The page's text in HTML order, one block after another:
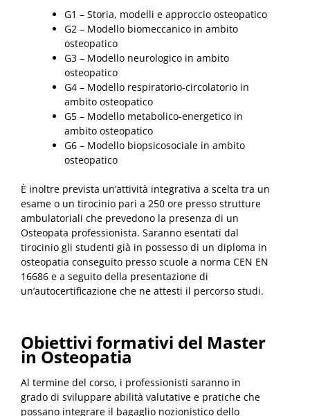
G1 – Storia, modelli e approccio osteopatico
G2 – Modello biomeccanico in ambito
osteopatico
G3 – Modello neurologico in ambito
osteopatico
G4 – Modello respiratorio-circolatorio in
ambito osteopatico
G5 – Modello metabolico-energetico in
ambito osteopatico
G6 – Modello biopsicosociale in ambito
osteopatico
È inoltre prevista un’attività integrativa a scelta tra un
esame o un tirocinio pari a 250 ore presso strutture
ambulatoriali che prevedono la presenza di un
Osteopata professionista. Saranno esentati dal
tirocinio gli studenti già in possesso di un diploma in
osteopatia conseguito presso scuole a norma CEN EN
16686 e a seguito della presentazione di
un’autocertificazione che ne attesti il percorso studi.
Obiettivi formativi del Master
in Osteopatia
Al termine del corso, i professionisti saranno in
grado di sviluppare abilità valutative e pratiche che
possano integrare il bagaglio nozionistico dello